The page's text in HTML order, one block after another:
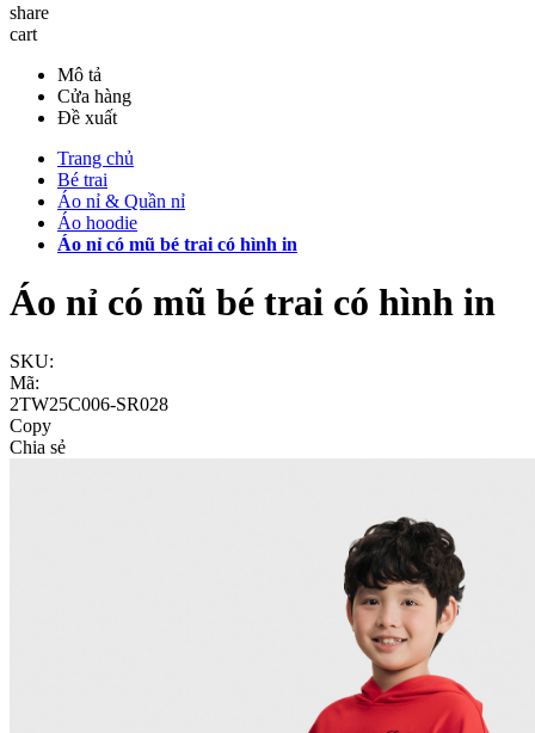
share
cart
Mô tả
Cửa hàng
Đề xuất
Trang chủ
Bé trai
Áo nỉ & Quần nỉ
Áo hoodie
Áo nỉ có mũ bé trai có hình in
Áo nỉ có mũ bé trai có hình in
SKU:
Mã:
2TW25C006-SR028
Copy
Chia sẻ